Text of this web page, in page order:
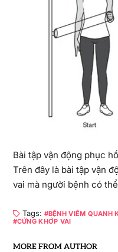
Bài tập vận động phục
Trên đây là bài tập vận
vai mà người bệnh có
Tags: BỆNH VIÊM QUANH
CỨNG KHỚP VAI
MORE FROM AUTHOR